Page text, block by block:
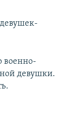
военно-
девушки.